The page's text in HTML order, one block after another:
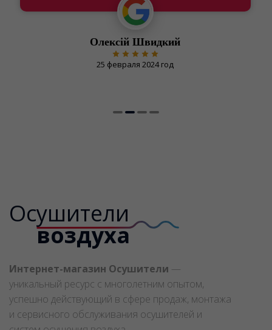
Владимир Чмиленко
Осушители
воздуха
Интернет-магазин Осушители—
уникальный ресурс с многолетним опытом,
успешно действующий в сфере продаж, монтажа